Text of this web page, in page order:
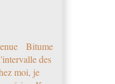
Bitume
des
moi, je